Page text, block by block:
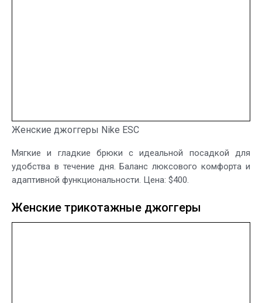
Женские джоггеры Nike ESC
Мягкие и гладкие брюки с идеальной посадкой для
удобства в течение дня. Баланс люксового комфорта и
адаптивной функциональности. Цена: $400.
Женские трикотажные джоггеры